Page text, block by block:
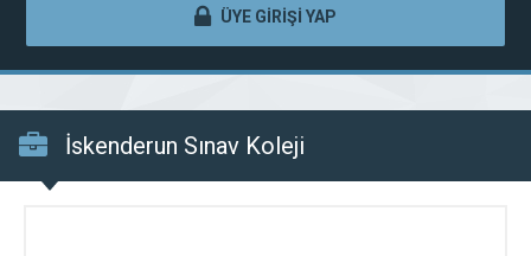
ÜYE GİRİŞİ YAP
İskenderun Sınav Koleji